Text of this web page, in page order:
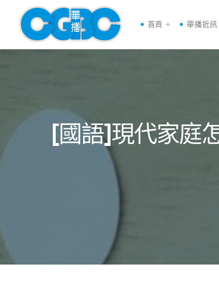
首頁 華播近訊
[國語]現代家庭